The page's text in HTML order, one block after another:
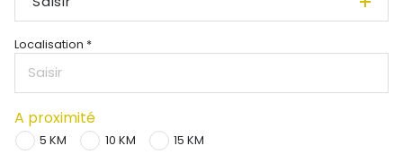
Localisation *
A proximité
5 KM 10 KM 15 KM